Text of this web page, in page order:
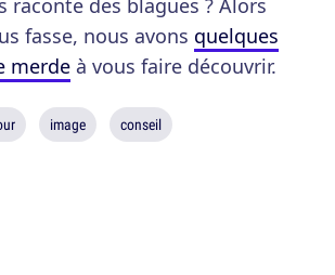
raconte des blagues ? Alors
fasse, nous avons quelques
merde à vous faire découvrir.
image conseil